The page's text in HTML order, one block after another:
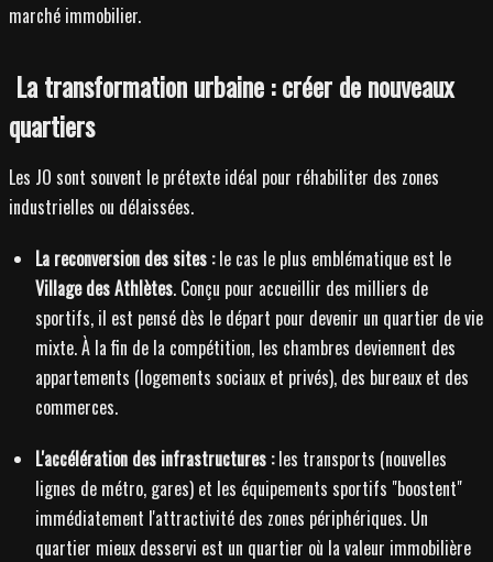
marché immobilier.
La transformation urbaine : créer de nouveaux
quartiers
Les JO sont souvent le prétexte idéal pour réhabiliter des zones
industrielles ou délaissées.
La reconversion des sites :le cas le plus emblématique est le
Village des Athlètes. Conçu pour accueillir des milliers de
sportifs, il est pensé dès le départ pour devenir un quartier de vie
mixte. À la fin de la compétition, les chambres deviennent des
appartements (logements sociaux et privés), des bureaux et des
commerces.
L'accélération des infrastructures :les transports (nouvelles
lignes de métro, gares) et les équipements sportifs "boostent"
immédiatement l'attractivité des zones périphériques. Un
quartier mieux desservi est un quartier où la valeur immobilière